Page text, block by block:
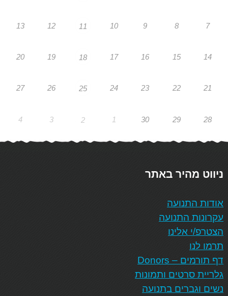
7
8
9
10
11
12
13
14
15
16
17
18
19
20
21
22
23
24
25
26
27
28
29
30
1
2
3
4
ניווט מהיר באתר
אודות התנועה
עקרונות התנועה
הצטרפ/י אלינו
תרמו לנו
דף תורמים – Donors
גלריית סרטים ותמונות
נשים וגברים בתנועה